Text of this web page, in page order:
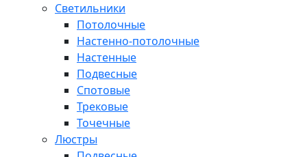
Светильники
Потолочные
Настенно-потолочные
Настенные
Подвесные
Спотовые
Трековые
Точечные
Люстры